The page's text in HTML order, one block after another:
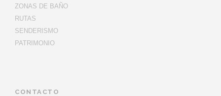
ZONAS DE BAÑO
RUTAS
SENDERISMO
PATRIMONIO
CONTACTO